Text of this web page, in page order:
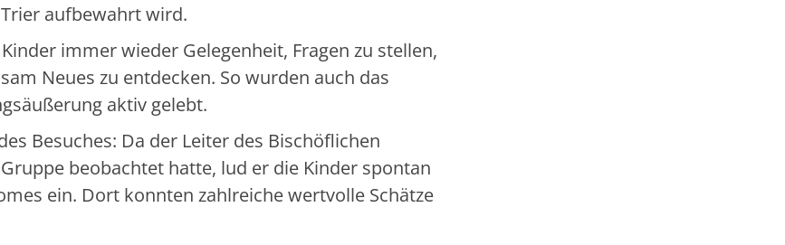
aufbewahrt wird.
immer wieder Gelegenheit, Fragen zu stellen,
Neues zu entdecken. So wurden auch das
aktiv gelebt.
Besuches: Da der Leiter des Bischöflichen
beobachtet hatte, lud er die Kinder spontan
ein. Dort konnten zahlreiche wertvolle Schätze